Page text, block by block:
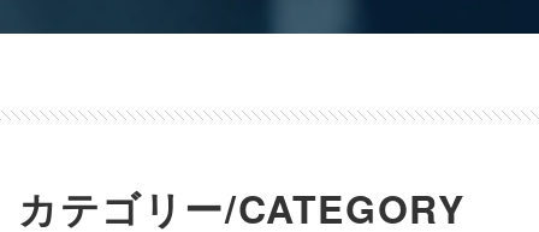
カテゴリー/CATEGORY